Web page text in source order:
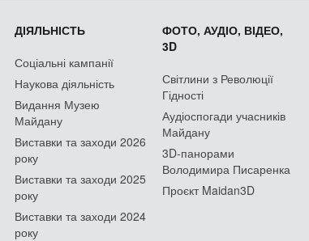
ДІЯЛЬНІСТЬ
Соціальні кампанії
Наукова діяльність
Видання Музею
Майдану
Виставки та заходи 2026
року
Виставки та заходи 2025
року
Виставки та заходи 2024
року
ФОТО, АУДІО, ВІДЕО,
3D
Світлини з Революції
Гідності
Аудіоспогади учасників
Майдану
3D-панорами
Володимира Писаренка
Проєкт Maidan3D